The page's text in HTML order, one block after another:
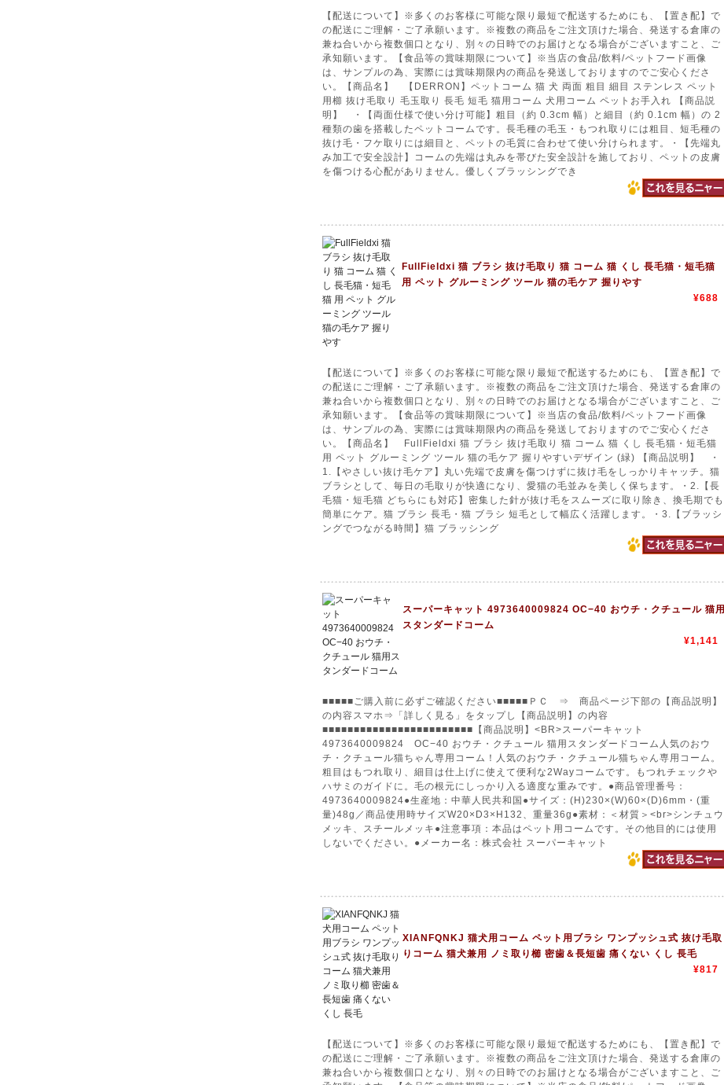
【配送について】※多くのお客様に可能な限り最短で配送するためにも、【置き配】で
の配送にご理解・ご了承願います。※複数の商品をご注文頂けた場合、発送する倉庫の
兼ね合いから複数個口となり、別々の日時でのお届けとなる場合がございますこと、ご
承知願います。【食品等の賞味期限について】※当店の食品/飲料/ペットフード画像
は、サンプルの為、実際には賞味期限内の商品を発送しておりますのでご安心くださ
い。【商品名】 【DERRON】ペットコーム 猫 犬 両面 粗目 細目 ステンレス ペット
用櫛 抜け毛取り 毛玉取り 長毛 短毛 猫用コーム 犬用コーム ペットお手入れ 【商品説
明】 ・【両面仕様で使い分け可能】粗目（約 0.3cm 幅）と細目（約 0.1cm 幅）の 2
種類の歯を搭載したペットコームです。長毛種の毛玉・もつれ取りには粗目、短毛種の
抜け毛・フケ取りには細目と、ペットの毛質に合わせて使い分けられます。・【先端丸
み加工で安全設計】コームの先端は丸みを帯びた安全設計を施しており、ペットの皮膚
を傷つける心配がありません。優しくブラッシングでき
FullFieldxi 猫 ブラシ 抜け毛取り 猫 コーム 猫 くし 長毛猫・短毛猫
用 ペット グルーミング ツール 猫の毛ケア 握りやす
¥688
【配送について】※多くのお客様に可能な限り最短で配送するためにも、【置き配】で
の配送にご理解・ご了承願います。※複数の商品をご注文頂けた場合、発送する倉庫の
兼ね合いから複数個口となり、別々の日時でのお届けとなる場合がございますこと、ご
承知願います。【食品等の賞味期限について】※当店の食品/飲料/ペットフード画像
は、サンプルの為、実際には賞味期限内の商品を発送しておりますのでご安心くださ
い。【商品名】 FullFieldxi 猫 ブラシ 抜け毛取り 猫 コーム 猫 くし 長毛猫・短毛猫
用 ペット グルーミング ツール 猫の毛ケア 握りやすいデザイン (緑) 【商品説明】 ・
1.【やさしい抜け毛ケア】丸い先端で皮膚を傷つけずに抜け毛をしっかりキャッチ。猫
ブラシとして、毎日の毛取りが快適になり、愛猫の毛並みを美しく保ちます。・2.【長
毛猫・短毛猫 どちらにも対応】密集した針が抜け毛をスムーズに取り除き、換毛期でも
簡単にケア。猫 ブラシ 長毛・猫 ブラシ 短毛として幅広く活躍します。・3.【ブラッシ
ングでつながる時間】猫 ブラッシング
スーパーキャット 4973640009824 OC−40 おウチ・クチュール 猫用
スタンダードコーム
¥1,141
■■■■■ご購入前に必ずご確認ください■■■■■ＰＣ ⇒ 商品ページ下部の【商品説明】
の内容スマホ⇒「詳しく見る」をタップし【商品説明】の内容
■■■■■■■■■■■■■■■■■■■■■■■■【商品説明】<BR>スーパーキャット
4973640009824 OC−40 おウチ・クチュール 猫用スタンダードコーム人気のおウ
チ・クチュール猫ちゃん専用コーム！人気のおウチ・クチュール猫ちゃん専用コーム。
粗目はもつれ取り、細目は仕上げに使えて便利な2Wayコームです。もつれチェックや
ハサミのガイドに。毛の根元にしっかり入る適度な重みです。●商品管理番号：
4973640009824●生産地：中華人民共和国●サイズ：(H)230×(W)60×(D)6mm・(重
量)48g／商品使用時サイズW20×D3×H132、重量36g●素材：＜材質＞<br>シンチュウ
メッキ、スチールメッキ●注意事項：本品はペット用コームです。その他目的には使用
しないでください。●メーカー名：株式会社 スーパーキャット
XIANFQNKJ 猫犬用コーム ペット用ブラシ ワンプッシュ式 抜け毛取
りコーム 猫犬兼用 ノミ取り櫛 密歯＆長短歯 痛くない くし 長毛
¥817
【配送について】※多くのお客様に可能な限り最短で配送するためにも、【置き配】で
の配送にご理解・ご了承願います。※複数の商品をご注文頂けた場合、発送する倉庫の
兼ね合いから複数個口となり、別々の日時でのお届けとなる場合がございますこと、ご